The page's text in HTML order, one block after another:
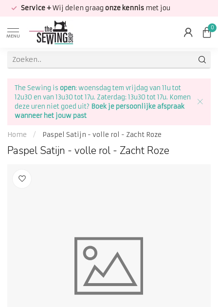
Service +Wij delen graag onze kennis met jou
MENU
0
The Sewing is open: woensdag tem vrijdag van 11u tot
12u30 en van 13u30 tot 17u. Zaterdag: 13u30 tot 17u. Komen
deze uren niet goed uit? Boek je persoonlijke afspraak
wanneer het jouw past
Home / Paspel Satijn - volle rol - Zacht Roze
Paspel Satijn - volle rol - Zacht Roze